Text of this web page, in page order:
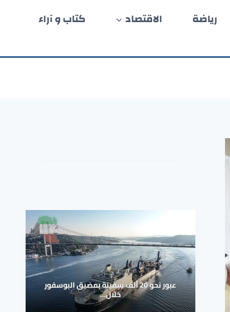
رياضة الاقتصاد
كتاب و آراء